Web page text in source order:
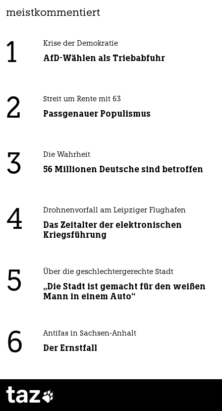
meistkommentiert
1 Krise der Demokratie
AfD-Wählen als Triebabfuhr
2 Streit um Rente mit 63
Passgenauer Populismus
3 Die Wahrheit
56 Millionen Deutsche sind betroffen
4 Drohnenvorfall am Leipziger Flughafen
Das Zeitalter der elektronischen
Kriegsführung
5 Über die geschlechtergerechte Stadt
„Die Stadt ist gemacht für den weißen
Mann in einem Auto“
6 Antifas in Sachsen-Anhalt
Der Ernstfall
taz